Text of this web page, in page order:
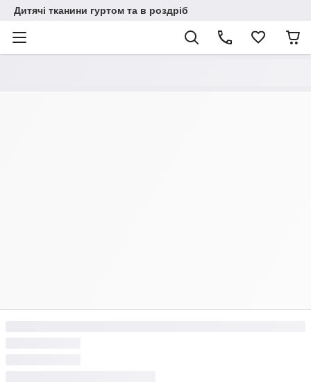
Дитячі тканини гуртом та в роздріб